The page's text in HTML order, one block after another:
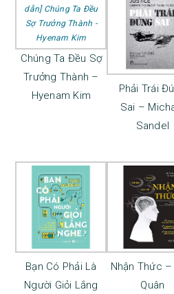
Chúng Ta Đều Sợ
Trưởng Thành –
Hyenam Kim
Phải Trái
Sai –
Sandel
Bạn Có Phải Là
Người Giỏi Lắng
Nhận Thức
Quân